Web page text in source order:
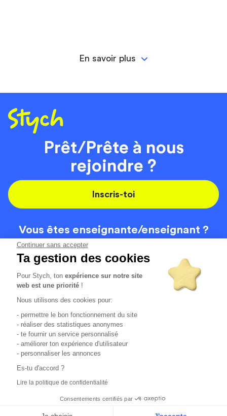
Continuer sans accepter
Ta gestion des cookies
Pour Stych, tonexpérience sur notre site
web est une priorité !
Nous utilisons des cookies pour:
- permettre le bon fonctionnement du site
- réaliser des statistiques anonymes
- te fournir un service personnalisé
- améliorer ton expérience d'utilisateur
- personnaliser les annonces
Es-tu d'accord ?
Lire la politique de confidentialité
Consentements certifiés par
En savoir plus
Prêt/Prête à nous
rejoindre ?
Inscris-toi
Vous êtes enseignante/enseignant ?
On recrute
Code de la route
Localisation
Contact
Tous les avis clients4.6/5 (51148 avis publiés)
Comment sont calculés nos taux de réussite ?
passé leur examen une ou deux fois au cours des 12 derniers